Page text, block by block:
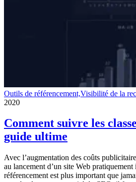
Outils de référencement,Visibilité de la
2020
Comment suivre les
guide ultime
Avec l’augmentation des coûts
au lancement d’un site Web pratiquement
référencement est plus important que